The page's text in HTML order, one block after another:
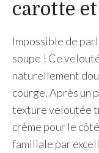
carotte
Impossible de
soupe ! Ce
naturellement
courge. Après un
texture veloutée
crème pour le
familiale par